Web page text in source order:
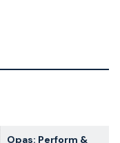
Opas: Perform &